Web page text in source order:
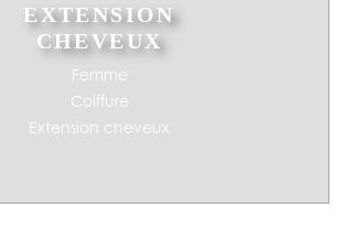
EXTENSION
CHEVEUX
Femme
Coiffure
Extension cheveux